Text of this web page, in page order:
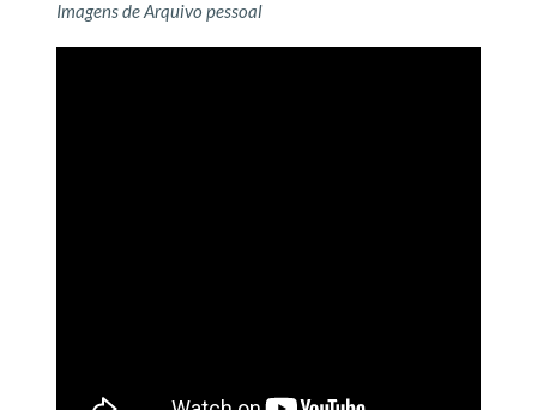
Imagens de Arquivo pessoal